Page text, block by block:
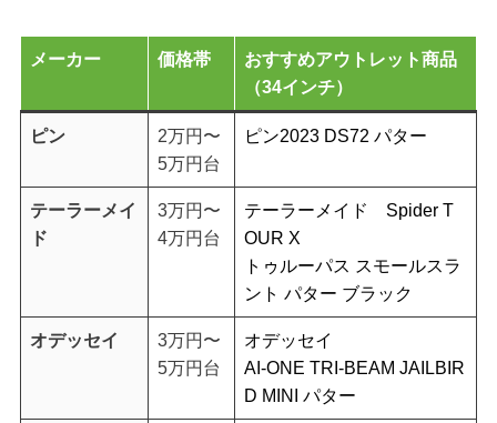
メーカー 価格帯
おすすめアウトレット商品
（34インチ）
ピン
2万円〜
5万円台
ピン2023 DS72 パター
テーラーメイ
ド
3万円〜
4万円台
テーラーメイド Spider T
OUR X
トゥルーパス スモールスラ
ント パター ブラック
オデッセイ
3万円〜
5万円台
オデッセイ
AI-ONE TRI-BEAM JAILBIR
D MINI パター